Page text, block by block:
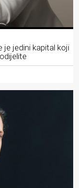
je jedini kapital koji